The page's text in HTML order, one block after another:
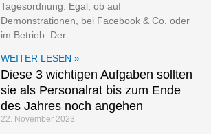
Tagesordnung. Egal, ob auf
Demonstrationen, bei Facebook & Co. oder
im Betrieb: Der
WEITER LESEN »
Diese 3 wichtigen Aufgaben sollten
sie als Personalrat bis zum Ende
des Jahres noch angehen
22. November 2023